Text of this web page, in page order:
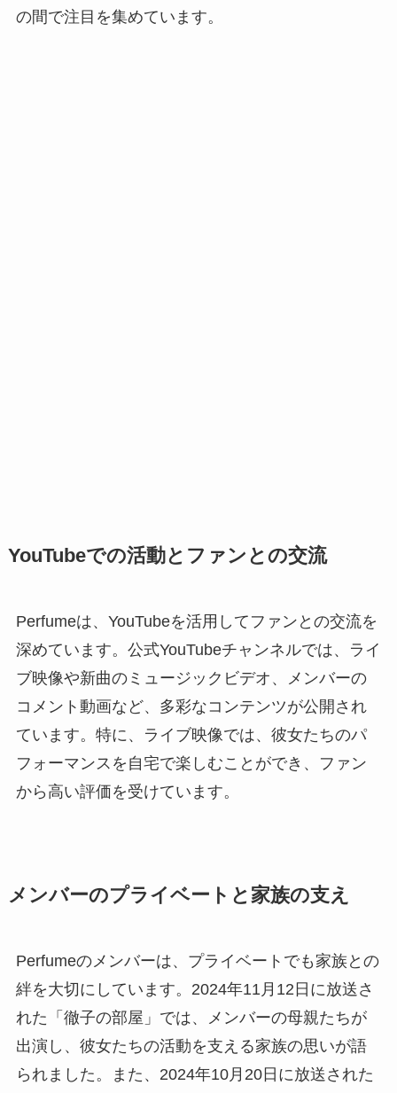
の間で注目を集めています。
YouTubeでの活動とファンとの交流
Perfumeは、YouTubeを活用してファンとの交流を
深めています。公式YouTubeチャンネルでは、ライ
ブ映像や新曲のミュージックビデオ、メンバーの
コメント動画など、多彩なコンテンツが公開され
ています。特に、ライブ映像では、彼女たちのパ
フォーマンスを自宅で楽しむことができ、ファン
から高い評価を受けています。
メンバーのプライベートと家族の支え
Perfumeのメンバーは、プライベートでも家族との
絆を大切にしています。2024年11月12日に放送さ
れた「徹子の部屋」では、メンバーの母親たちが
出演し、彼女たちの活動を支える家族の思いが語
られました。また、2024年10月20日に放送された